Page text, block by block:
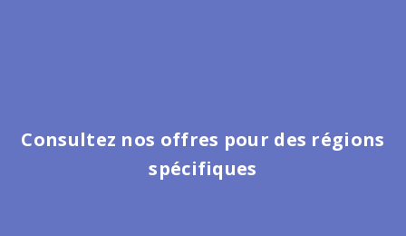
Consultez nos offres pour des régions
spécifiques